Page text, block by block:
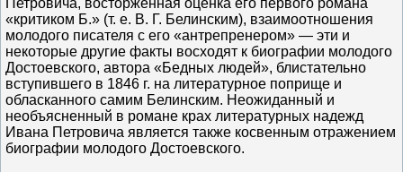
Петровича, восторженная оценка его первого романа
«критиком Б.» (т. е. В. Г. Белинским), взаимоотношения
молодого писателя с его «антрепренером» — эти и
некоторые другие факты восходят к биографии молодого
Достоевского, автора «Бедных людей», блистательно
вступившего в 1846 г. на литературное поприще и
обласканного самим Белинским. Неожиданный и
необъясненный в романе крах литературных надежд
Ивана Петровича является также косвенным отражением
биографии молодого Достоевского.